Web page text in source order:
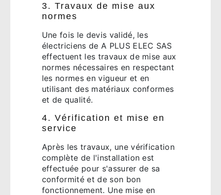
3. Travaux de mise aux
normes
Une fois le devis validé, les
électriciens de A PLUS ELEC SAS
effectuent les travaux de mise aux
normes nécessaires en respectant
les normes en vigueur et en
utilisant des matériaux conformes
et de qualité.
4. Vérification et mise en
service
Après les travaux, une vérification
complète de l'installation est
effectuée pour s'assurer de sa
conformité et de son bon
fonctionnement. Une mise en